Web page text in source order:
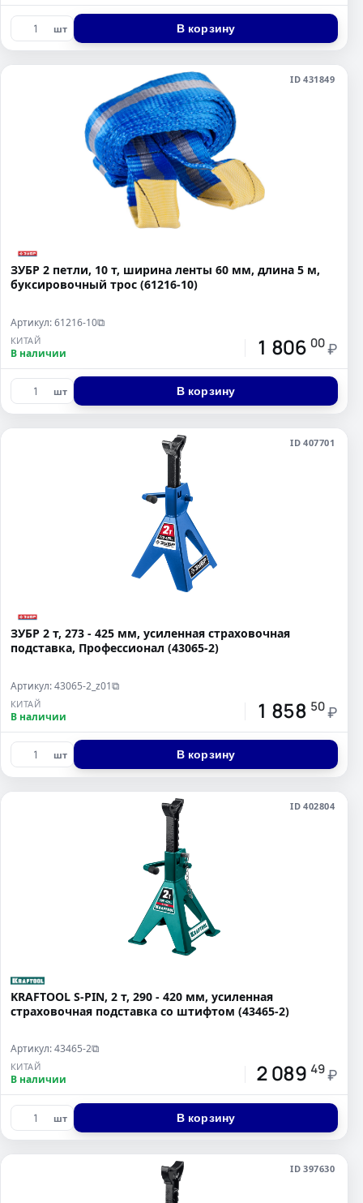
шт В корзину
ID 431849
ЗУБР 2 петли, 10 т, ширина ленты 60 мм, длина 5 м,
буксировочный трос (61216-10)
Артикул: 61216-10⧉
КИТАЙ
В наличии 1 806 00 ₽
шт В корзину
ID 407701
ЗУБР 2 т, 273 - 425 мм, усиленная страховочная
подставка, Профессионал (43065-2)
Артикул: 43065-2_z01⧉
КИТАЙ
В наличии 1 858 50 ₽
шт В корзину
ID 402804
KRAFTOOL S-PIN, 2 т, 290 - 420 мм, усиленная
страховочная подставка со штифтом (43465-2)
Артикул: 43465-2⧉
КИТАЙ
В наличии 2 089 49 ₽
шт В корзину
ID 397630